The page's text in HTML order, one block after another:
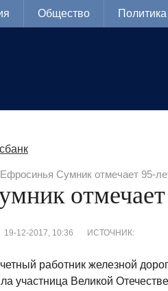
Общество Политика
Сумник отмечает 95-
19-12-2017, 10:36 ИСТОЧНИК:
работник железной
участница Великой